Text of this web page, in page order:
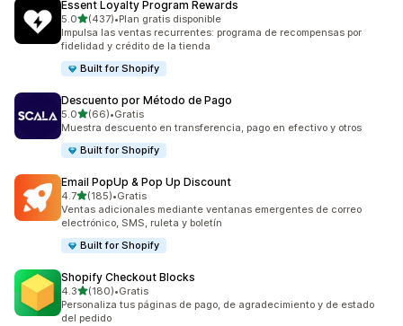
Essent Loyalty Program Rewards
5.0de 5 estrellas
(437)
437 reseñas en total
•Plan gratis disponible
Impulsa las ventas recurrentes: programa de recompensas por
fidelidad y crédito de la tienda
Built for Shopify
Descuento por Método de Pago
5.0de 5 estrellas
(66)
66 reseñas en total
•Gratis
Muestra descuento en transferencia, pago en efectivo y otros
Built for Shopify
Email PopUp & Pop Up Discount
4.7de 5 estrellas
(185)
185 reseñas en total
•Gratis
Ventas adicionales mediante ventanas emergentes de correo
electrónico, SMS, ruleta y boletín
Built for Shopify
Shopify Checkout Blocks
4.3de 5 estrellas
(180)
180 reseñas en total
•Gratis
Personaliza tus páginas de pago, de agradecimiento y de estado
del pedido